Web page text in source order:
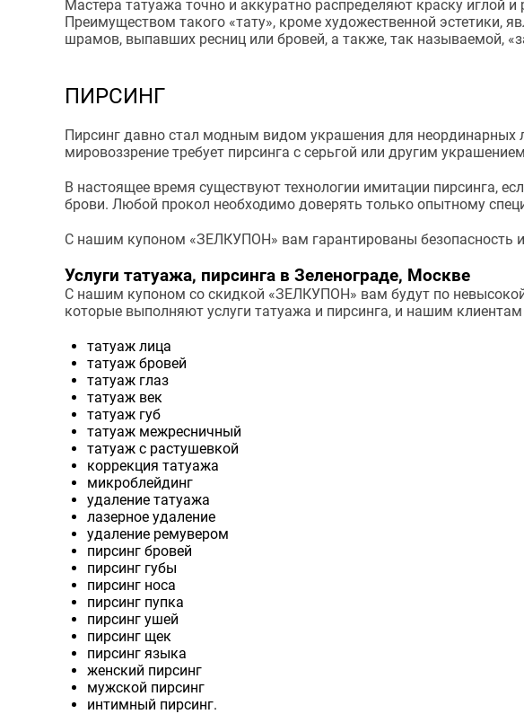
Мастера татуажа точно и аккуратно распределяют краску иглой
Преимуществом такого «тату», кроме художественной эстетики,
шрамов, выпавших ресниц или бровей, а также, так называемой,
ПИРСИНГ
Пирсинг давно стал модным видом украшения для неординарных
мировоззрение требует пирсинга с серьгой или другим
В настоящее время существуют технологии имитации пирсинга,
брови. Любой прокол необходимо доверять только опытному
С нашим купоном «ЗЕЛКУПОН» вам гарантированы безопасность
Услуги татуажа, пирсинга в Зеленограде, Москве
С нашим купоном со скидкой «ЗЕЛКУПОН» вам будут по
которые выполняют услуги татуажа и пирсинга, и нашим
татуаж лица
татуаж бровей
татуаж глаз
татуаж век
татуаж губ
татуаж межресничный
татуаж с растушевкой
коррекция татуажа
микроблейдинг
удаление татуажа
лазерное удаление
удаление ремувером
пирсинг бровей
пирсинг губы
пирсинг носа
пирсинг пупка
пирсинг ушей
пирсинг щек
пирсинг языка
женский пирсинг
мужской пирсинг
интимный пирсинг.